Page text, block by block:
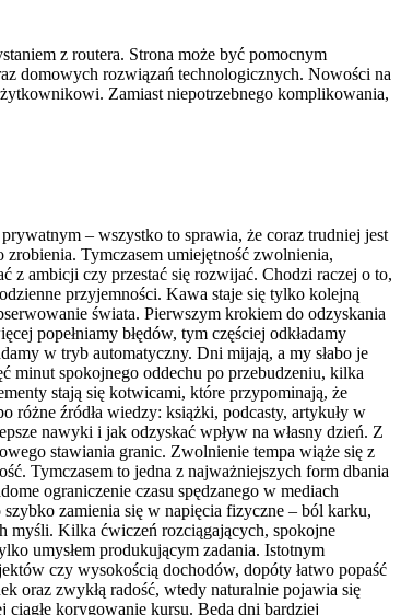
z routera. Strona może być pomocnym
domowych rozwiązań technologicznych. Nowości na
Zamiast niepotrzebnego komplikowania,
– wszystko to sprawia, że coraz trudniej jest
zrobienia. Tymczasem umiejętność zwolnienia,
z ambicji czy przestać się rozwijać. Chodzi raczej o to,
przyjemności. Kawa staje się tylko kolejną
świata. Pierwszym krokiem do odzyskania
popełniamy błędów, tym częściej odkładamy
w tryb automatyczny. Dni mijają, a my słabo je
minut spokojnego oddechu po przebudzeniu, kilka
stają się kotwicami, które przypominają, że
różne źródła wiedzy: książki, podcasty, artykuły w
nawyki i jak odzyskać wpływ na własny dzień. Z
stawiania granic. Zwolnienie tempa wiąże się z
Tymczasem to jedna z najważniejszych form dbania
ograniczenie czasu spędzanego w mediach
szybko zamienia się w napięcia fizyczne – ból karku,
myśli. Kilka ćwiczeń rozciągających, spokojne
umysłem produkującym zadania. Istotnym
czy wysokością dochodów, dopóty łatwo popaść
oraz zwykłą radość, wtedy naturalnie pojawia się
korygowanie kursu. Będą dni bardziej